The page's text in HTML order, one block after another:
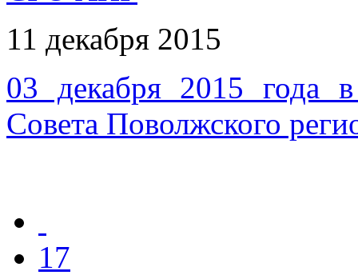
11 декабря 2015
03 декабря 2015 года
Совета Поволжского
17